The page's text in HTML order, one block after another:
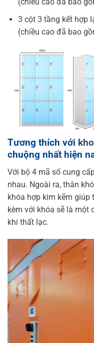
3 cột 3 tầng kết hợp
(chiều cao đã bao
Tương thích với
chuộng nhất hiện
Với bộ 4 mã số cung
nhau. Ngoài ra, thân
khóa hợp kim kẽm giúp
kèm với khóa sẽ là một
khi thất lạc.